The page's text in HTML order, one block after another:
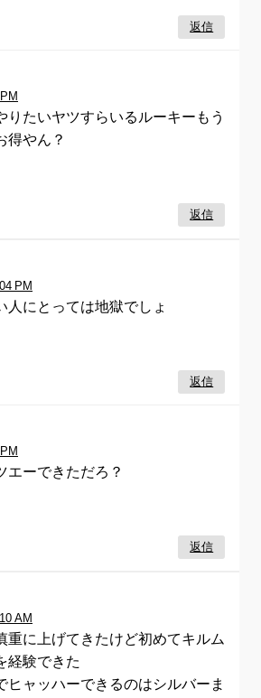
返信
りたいヤツすらいるルーキーもう
得やん？
返信
PM
人にとっては地獄でしょ
返信
エーできただろ？
返信
AM
重に上げてきたけど初めてキルム
経験できた
ヒャッハーできるのはシルバーま